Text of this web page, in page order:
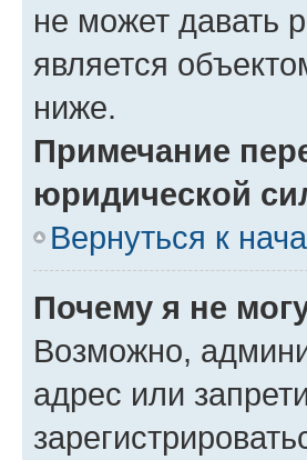
не может давать
является
ниже.
Примечание
юридической
Вернуться к
Почему я не
Возможно,
адрес или